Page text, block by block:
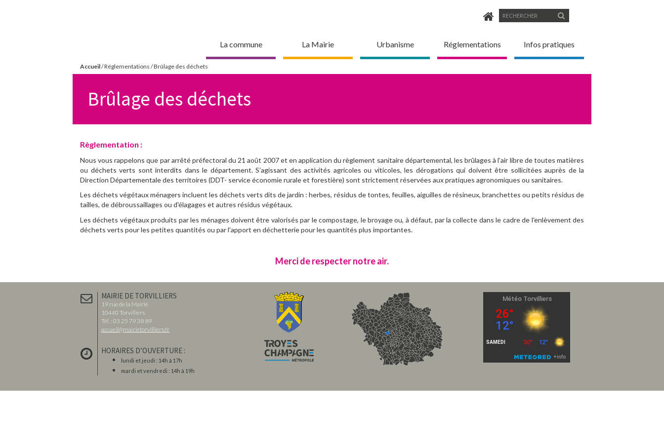
Formulaire
recherche
La commune La Mairie Urbanisme Réglementations Infos pratiques
êtes
Accueil/Réglementations /Brûlage des déchets
Brûlage des déchets
Règlementation :
Nous vous rappelons que par arrêté préfectoral du 21 août 2007 et en application du règlement sanitaire départemental, les brûlages à l’air libre de toutes matières
ou déchets verts sont interdits dans le département. S’agissant des activités agricoles ou viticoles, les dérogations qui doivent être sollicitées auprès de la
Direction Départementale des territoires (DDT- service économie rurale et forestière) sont strictement réservées aux pratiques agronomiques ou sanitaires.
Les déchets végétaux ménagers incluent les déchets verts dits de jardin : herbes, résidus de tontes, feuilles, aiguilles de résineux, branchettes ou petits résidus de
tailles, de débroussaillages ou d'élagages et autres résidus végétaux.
Les déchets végétaux produits par les ménages doivent être valorisés par le compostage, le broyage ou, à défaut, par la collecte dans le cadre de l'enlèvement des
déchets verts pour les petites quantités ou par l'apport en déchetterie pour les quantités plus importantes.
Merci de respecter notre air.
MAIRIE DE TORVILLIERS
19 rue de la Mairie
10440 Torvilliers
Tél. : 03 25 79 38 89
accueil@mairietorvilliers.fr
HORAIRES D’OUVERTURE :
lundi et jeudi : 14h à 17h
mardi et vendredi : 14h à 19h